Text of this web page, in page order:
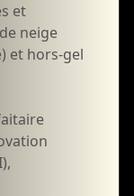
et
neige
et hors-gel